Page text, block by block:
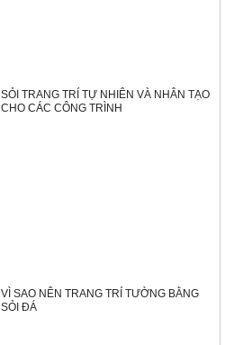
SỎI TRANG TRÍ TỰ NHIÊN VÀ NHÂN TẠO
CHO CÁC CÔNG TRÌNH
VÌ SAO NÊN TRANG TRÍ TƯỜNG BẰNG
SỎI ĐÁ